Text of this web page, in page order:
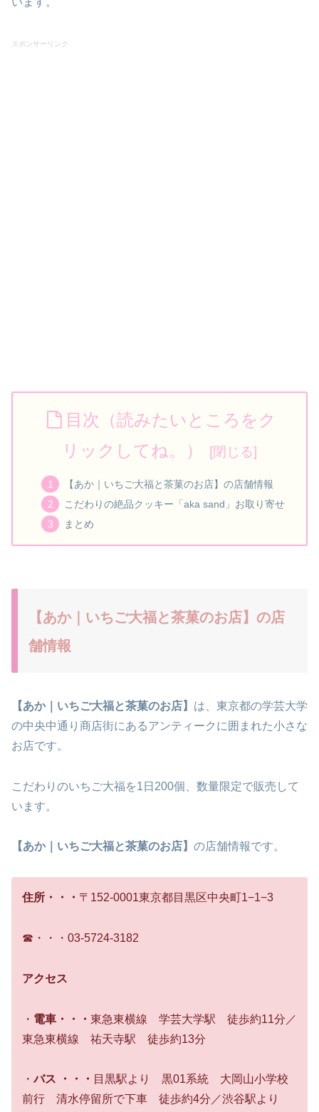
スポンサーリンク
目次（読みたいところをク
リックしてね。）
【あか｜いちご大福と茶菓のお店】の店舗情報
こだわりの絶品クッキー「aka sand」お取り寄せ
まとめ
【あか｜いちご大福と茶菓のお店】の店
舗情報
【あか｜いちご大福と茶菓のお店】 は、東京都の学芸大学
の中央中通り商店街にあるアンティークに囲まれた小さな
お店です。
こだわりのいちご大福を1日200個、数量限定で販売して
います。
【あか｜いちご大福と茶菓のお店】 の店舗情報です。
住所・・・ 〒152-0001東京都目黒区中央町1−1−3
☎・・・03-5724-3182
アクセス
・ 電車・・・ 東急東横線 学芸大学駅 徒歩約11分／
東急東横線 祐天寺駅 徒歩約13分
・バス ・・・ 目黒駅より 黒01系統 大岡山小学校
前行 清水停留所で下車 徒歩約4分／渋谷駅より